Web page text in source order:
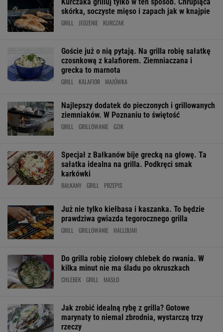
skórka, soczyste mięso i zapach jak w knajpie
GRILL JEDZENIE KURCZAK
Goście już o nią pytają. Na grilla robię sałatkę
czosnkową z kalafiorem. Ziemniaczana i
grecka to marnota
GRILL KALAFIOR MAJÓWKA
Najlepszy dodatek do pieczonych i grillowanych
ziemniaków. W Poznaniu to świętość
GRILL GRILLOWANIE GZIK
Specjał z Bałkanów bije grecką na głowę. Ta
sałatka idealna na grilla. Podkręci smak
karkówki
BAŁKANY GRILL PRZEPIS
Już nie tylko kiełbasa i kaszanka. To będzie
prawdziwa gwiazda tegorocznego grilla
GRILL GRILLOWANIE HALLOUMI
Do grilla robię ziołowy chlebek do rwania. W
kilka minut nie ma śladu po okruszkach
CHLEBEK GRILL MASŁO
Jak zrobić idealną rybę z grilla? Gotowe
marynaty to niemal zbrodnia, wystarczą trzy
rzeczy